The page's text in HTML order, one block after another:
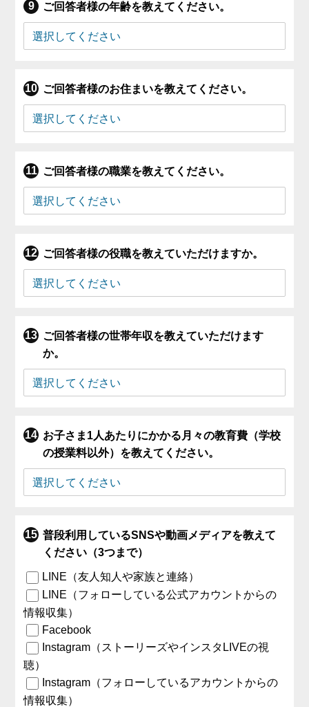
ご回答者様の年齢を教えてください。
ご回答者様のお住まいを教えてください。
ご回答者様の職業を教えてください。
ご回答者様の役職を教えていただけますか。
ご回答者様の世帯年収を教えていただけます
か。
お子さま1人あたりにかかる月々の教育費（学校
の授業料以外）を教えてください。
普段利用しているSNSや動画メディアを教えて
ください（3つまで）
LINE（友人知人や家族と連絡）
LINE（フォローしている公式アカウントからの
情報収集）
Facebook
Instagram（ストーリーズやインスタLIVEの視
聴）
Instagram（フォローしているアカウントからの
情報収集）